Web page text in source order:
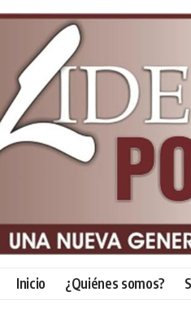
Inicio ¿Quiénes somos?